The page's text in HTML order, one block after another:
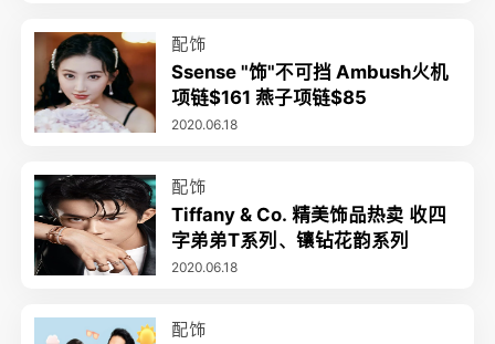
配饰
Ssense "饰"不可挡 Ambush火机
项链$161 燕子项链$85
2020.06.18
配饰
​Tiffany & Co. 精美饰品热卖 收四
字弟弟T系列、镶钻花韵系列
2020.06.18
配饰